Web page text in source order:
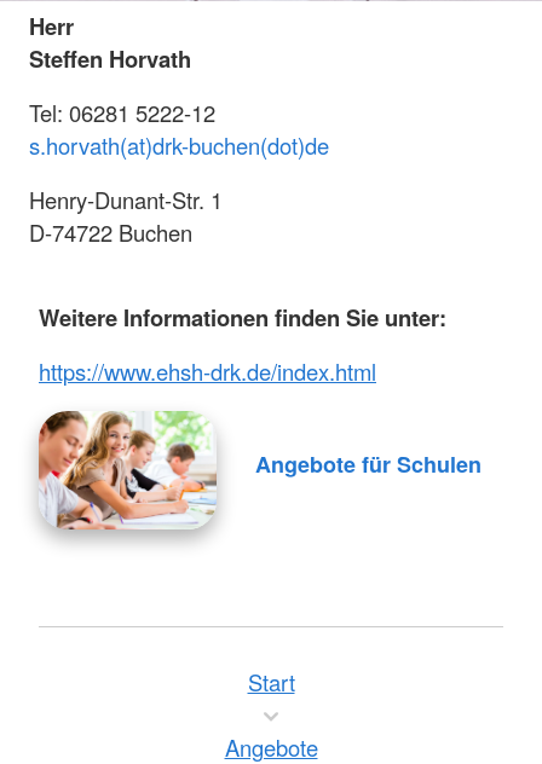
Herr
Steffen Horvath
Tel: 06281 5222-12
s.horvath(at)drk-buchen(dot)de
Henry-Dunant-Str. 1
D-74722 Buchen
Weitere Informationen finden Sie unter:
https://www.ehsh-drk.de/index.html
Angebote für Schulen
Start
Angebote